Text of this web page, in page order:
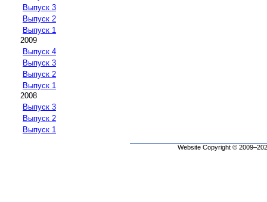
Выпуск 3
Выпуск 2
Выпуск 1
2009
Выпуск 4
Выпуск 3
Выпуск 2
Выпуск 1
2008
Выпуск 3
Выпуск 2
Выпуск 1
Website Copyright ©